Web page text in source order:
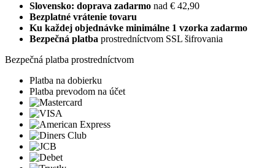
Slovensko: doprava zadarmo nad € 42,90
Bezplatné vrátenie tovaru
Ku každej objednávke minimálne 1 vzorka zadarmo
Bezpečná platba prostredníctvom SSL šifrovania
Bezpečná platba prostredníctvom
Platba na dobierku
Platba prevodom na účet